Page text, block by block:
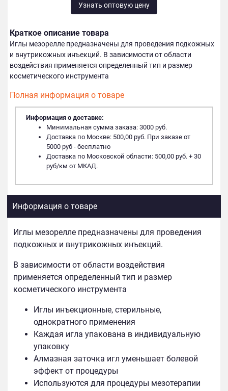
Узнать оптовую цену
Краткое описание товара
Иглы мезорелле предназначены для проведения подкожных
и внутрикожных инъекций. В зависимости от области
воздействия применяется определенный тип и размер
косметического инструмента
Полная информация о товаре
Информация о доставке:
Минимальная сумма заказа: 3000 руб.
Доставка по Москве: 500,00 руб. При заказе от
5000 руб - бесплатно
Доставка по Московской области: 500,00 руб. + 30
руб/км от МКАД.
Информация о товаре
Иглы мезорелле предназначены для проведения
подкожных и внутрикожных инъекций.
В зависимости от области воздействия
применяется определенный тип и размер
косметического инструмента
Иглы инъекционные, стерильные,
однократного применения
Каждая игла упакована в индивидуальную
упаковку
Алмазная заточка игл уменьшает болевой
эффект от процедуры
Используются для процедуры мезотерапии